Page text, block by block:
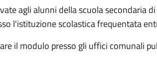
agli alunni della scuola secondaria
l'istituzione scolastica frequentata
il modulo presso gli uffici comunali